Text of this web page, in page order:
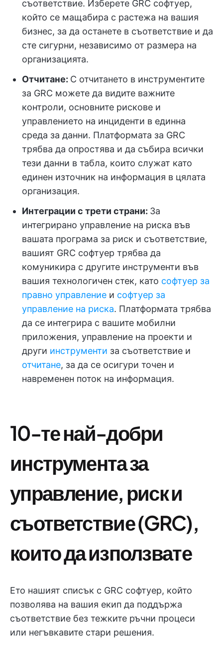
съответствие. Изберете GRC софтуер,
който се мащабира с растежа на вашия
бизнес, за да останете в съответствие и да
сте сигурни, независимо от размера на
организацията.
Отчитане: С отчитането в инструментите
за GRC можете да видите важните
контроли, основните рискове и
управлението на инциденти в единна
среда за данни. Платформата за GRC
трябва да опростява и да събира всички
тези данни в табла, които служат като
единен източник на информация в цялата
организация.
Интеграции с трети страни: За
интегрирано управление на риска във
вашата програма за риск и съответствие,
вашият GRC софтуер трябва да
комуникира с другите инструменти във
вашия технологичен стек, като софтуер за
правно управление и софтуер за
управление на риска. Платформата трябва
да се интегрира с вашите мобилни
приложения, управление на проекти и
други инструменти за съответствие и
отчитане, за да се осигури точен и
навременен поток на информация.
10-те най-добри
инструмента за
управление, риск и
съответствие (GRC),
които да използвате
Ето нашият списък с GRC софтуер, който
позволява на вашия екип да поддържа
съответствие без тежките ръчни процеси
или негъвкавите стари решения.